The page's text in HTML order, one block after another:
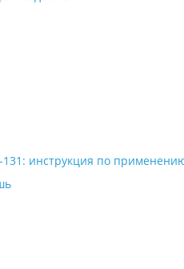
инструкция по